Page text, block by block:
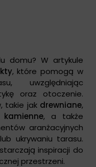
domu? W artykule
, które pomogą w
uwzględniając
oraz otoczenie.
takie jak drewniane,
kamienne, a także
aranżacyjnych
ukrywaniu tarasu.
inspiracji do
przestrzeni.